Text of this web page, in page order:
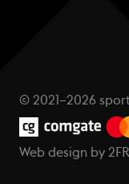
© 2021–2026
Web design by